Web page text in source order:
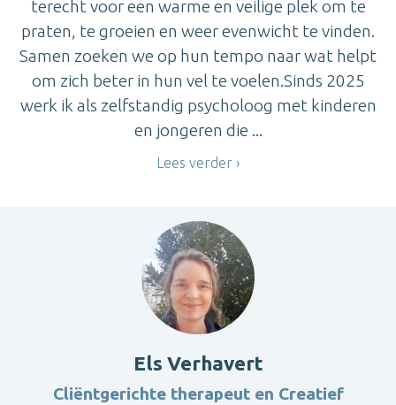
terecht voor een warme en veilige plek om te
praten, te groeien en weer evenwicht te vinden.
Samen zoeken we op hun tempo naar wat helpt
om zich beter in hun vel te voelen.Sinds 2025
werk ik als zelfstandig psycholoog met kinderen
en jongeren die ...
Lees verder
Els Verhavert
Cliëntgerichte therapeut en Creatief